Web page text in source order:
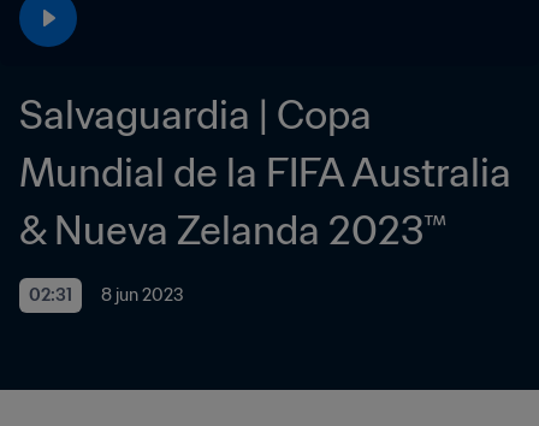
Salvaguardia | Copa
Mundial de la FIFA Australia
& Nueva Zelanda 2023™
02:31 8 jun 2023